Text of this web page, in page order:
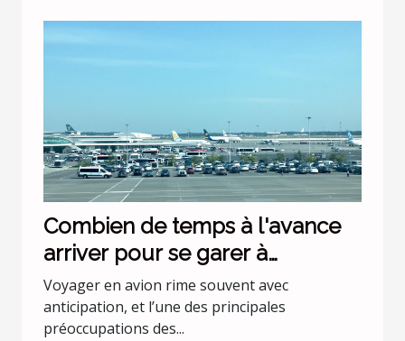
Combien de temps à l'avance
arriver pour se garer à
l'aéroport Lyon Saint Exupéry ?
Voyager en avion rime souvent avec
anticipation, et l’une des principales
préoccupations des...